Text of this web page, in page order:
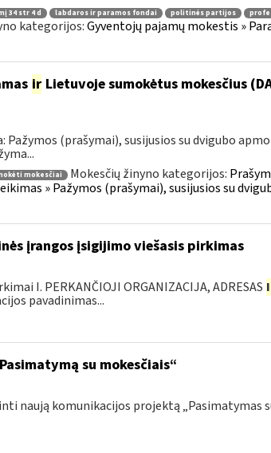
34 str 4 d labdaros ir paramos fondai politinės partijos
kategorijos:Gyventojų pajamų mokestis »
irLietuvoje sumokėtus mokesčius
(prašymai), susijusios su dvigubo
mokesčiai Mokesčių žinyno kategorijos:
» Pažymos (prašymai), susijusios su
įrangos įsigijimo viešasis pirkimas
I. PERKANČIOJI ORGANIZACIJA, ADRESAS
pavadinimas...
su mokesčiais“
naują komunikacijos projektą „Pasimatymas